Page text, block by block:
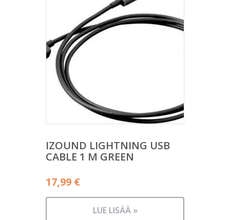
IZOUND LIGHTNING USB
CABLE 1 M GREEN
17,99 €
LUE LISÄÄ »